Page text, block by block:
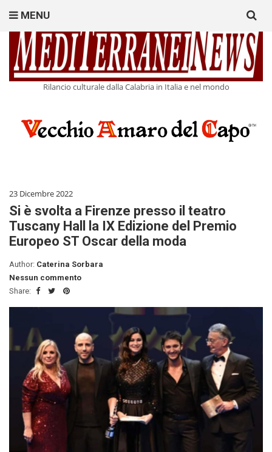
Rilancio culturale dalla Calabria in Italia e nel mondo
MENU
for:
23 Dicembre 2022
Si è svolta a Firenze presso il teatro
Tuscany Hall la IX Edizione del Premio
Europeo ST Oscar della moda
Author: Caterina Sorbara
Nessun commento
Share: